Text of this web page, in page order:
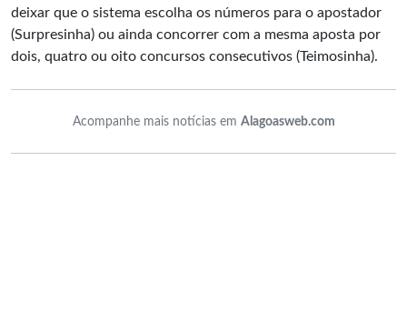
deixar que o sistema escolha os números para o apostador
(Surpresinha) ou ainda concorrer com a mesma aposta por
dois, quatro ou oito concursos consecutivos (Teimosinha).
Acompanhe mais notícias em Alagoasweb.com